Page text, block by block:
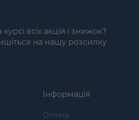
всіх акцій і знижок?
на нашу розсилку
Інформація
Оплата